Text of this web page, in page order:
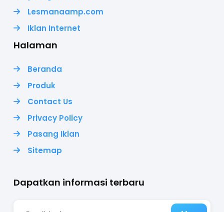
Lesmanaamp.com
Iklan Internet
Halaman
Beranda
Produk
Contact Us
Privacy Policy
Pasang Iklan
Sitemap
Dapatkan informasi terbaru